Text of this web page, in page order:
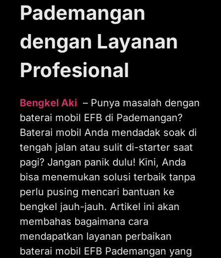
Pademangan
dengan Layanan
Profesional
Bengkel Aki – Punya masalah dengan
baterai mobil EFB di Pademangan?
Baterai mobil Anda mendadak soak di
tengah jalan atau sulit di-starter saat
pagi? Jangan panik dulu! Kini, Anda
bisa menemukan solusi terbaik tanpa
perlu pusing mencari bantuan ke
bengkel jauh-jauh. Artikel ini akan
membahas bagaimana cara
mendapatkan layanan perbaikan
baterai mobil EFB Pademangan yang